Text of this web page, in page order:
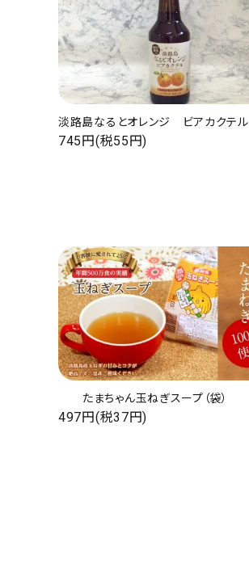
淡路島なるとオレンジ ビアカクテル
745円(税55円)
たまちゃん玉ねぎスープ（袋）
497円(税37円)